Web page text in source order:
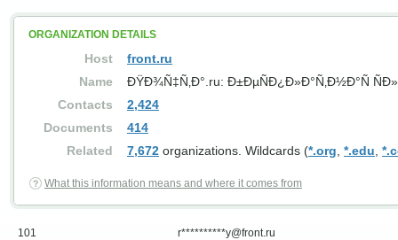
ORGANIZATION DETAILS
Host
front.ru
Name
ÐŸÐ¾Ñ‡Ñ‚Ð°.ru: Ð±ÐµÑÐ¿Ð»Ð°Ñ‚Ð½Ð°Ñ
Contacts
2,424
Documents
414
Related
7,672 organizations. Wildcards (*.org *.edu
What this information means and where it comes from
101 r**********y@front.ru